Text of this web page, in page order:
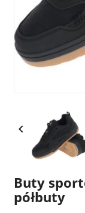

Buty
półbuty